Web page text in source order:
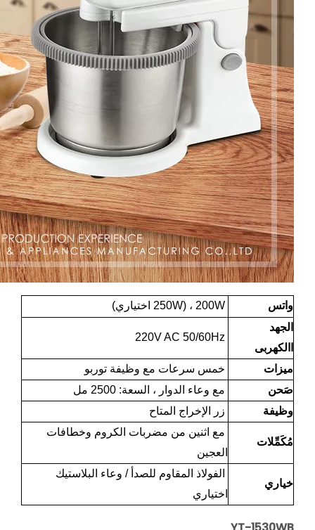
واتس
الجهد
االكهربى
ميزات
خمس سرعات مع وظيفة توربو
صَحن
مع وعاء الدوار ، السعة: 2500 مل
وظيفة
زر الإخراج المتاح
مُكَمِّلات
مع اثنين من مضربات الكروم وخطافات
العجين
خياري
الفولاذ المقاوم للصدأ / وعاء البلاستيك
اختياري